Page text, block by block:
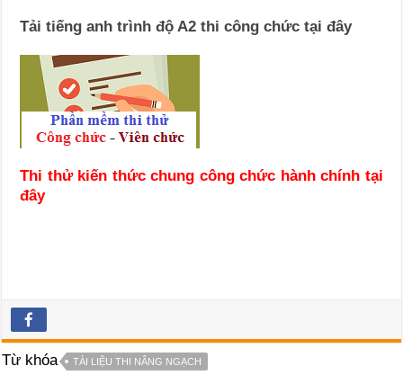
Tải tiếng anh trình độ A2 thi công chức tại đây
Thi thử kiến thức chung công chức hành chính tại
đây
Từ khóa TÀI LIỆU THI NÂNG NGẠCH